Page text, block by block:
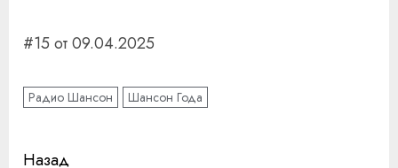
#15 от 09.04.2025
Радио Шансон Шансон Года
Назад